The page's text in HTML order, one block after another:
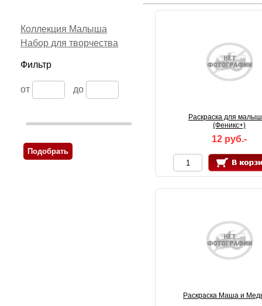
Коллекция Малыша
Набор для творчества
Фильтр
от до
Раскраска для
(Феникс+)
12 руб.-
Раскраска Маша и